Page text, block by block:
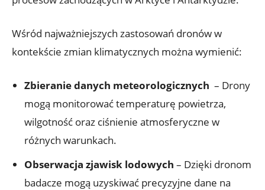
Wśród najważniejszych zastosowań dronów ⁣w
kontekście zmian klimatycznych można wymienić:
Zbieranie danych meteorologicznych ​ – Drony
mogą⁢ monitorować temperaturę powietrza,
wilgotność oraz ciśnienie atmosferyczne w
⁤różnych warunkach.
Obserwacja zjawisk⁢ lodowych – Dzięki dronom
​badacze mogą uzyskiwać precyzyjne dane na